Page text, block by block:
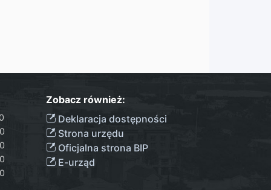
Zobacz również:
Deklaracja dostępności
Strona urzędu
Oficjalna strona BIP
E-urząd